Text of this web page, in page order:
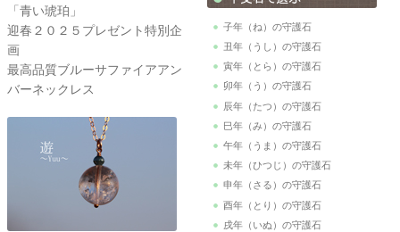
「青い琥珀」
迎春２０２５プレゼント特別企
画
最高品質ブルーサファイアアン
バーネックレス
子年（ね）の守護石
丑年（うし）の守護石
寅年（とら）の守護石
卯年（う）の守護石
辰年（たつ）の守護石
巳年（み）の守護石
午年（うま）の守護石
未年（ひつじ）の守護石
申年（さる）の守護石
酉年（とり）の守護石
戌年（いぬ）の守護石